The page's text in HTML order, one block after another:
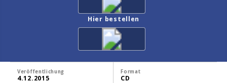
Hier bestellen
Veröffentlichung
4.12.2015
Format
CD